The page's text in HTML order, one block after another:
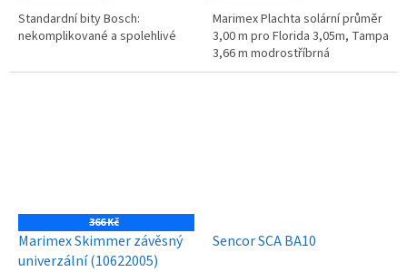
Standardní bity Bosch:
nekomplikované a spolehlivé
Marimex Plachta solární průměr
3,00 m pro Florida 3,05m, Tampa
3,66 m modrostříbrná
366 Kč
Marimex Skimmer závěsný
univerzální (10622005)
Sencor SCA BA10